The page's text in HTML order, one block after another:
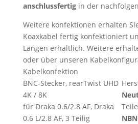
anschlussfertigin der
Weitere konfektionen erhalten
Koaxkabel fertig konfektioniert
Längen erhältlich. Weitere
oder über unseren
Kabelkonfektion
BNC-Stecker, rearTwist UHD
4K / 8K
für Draka 0.6/2.8 AF, Draka
0.6 L/2.8 AF, 3 Teilig